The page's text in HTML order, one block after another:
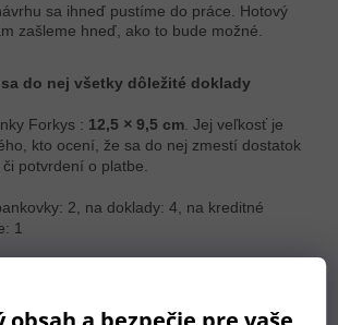
sa ihneď pustíme do práce. Hotový
zašleme hneď, ako to bude možné.
do nej všetky dôležité doklady
Forkys : 12,5 × 9,5 cm . Jej veľkosť je
kto ocení, že sa do nej zmestí dostatok
potvrdení o platbe.
2, na doklady: 4, na kreditné
1